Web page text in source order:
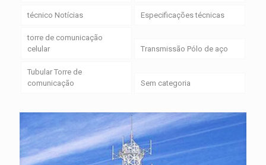
técnico Notícias Especificações técnicas
torre de comunicação
celular
Transmissão Pólo de aço
Tubular Torre de
comunicação
Sem categoria